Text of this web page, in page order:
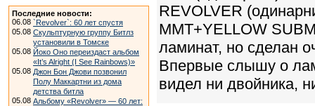
Последние новости:
06.08 `Revolver`: 60 лет спустя
05.08 Скульптурную группу Битлз
установили в Томске
05.08 Йоко Оно переиздаст альбом
«It’s Alright (I See Rainbows)»
05.08 Джон Бон Джови позвонил
Полу Маккартни из дома
детства битла
05.08 Альбому «Revolver» — 60 лет:
REVOLVER
MMT+YELLOW
ламинат, но сделан
Впервые слышу о
видел ни двойника,